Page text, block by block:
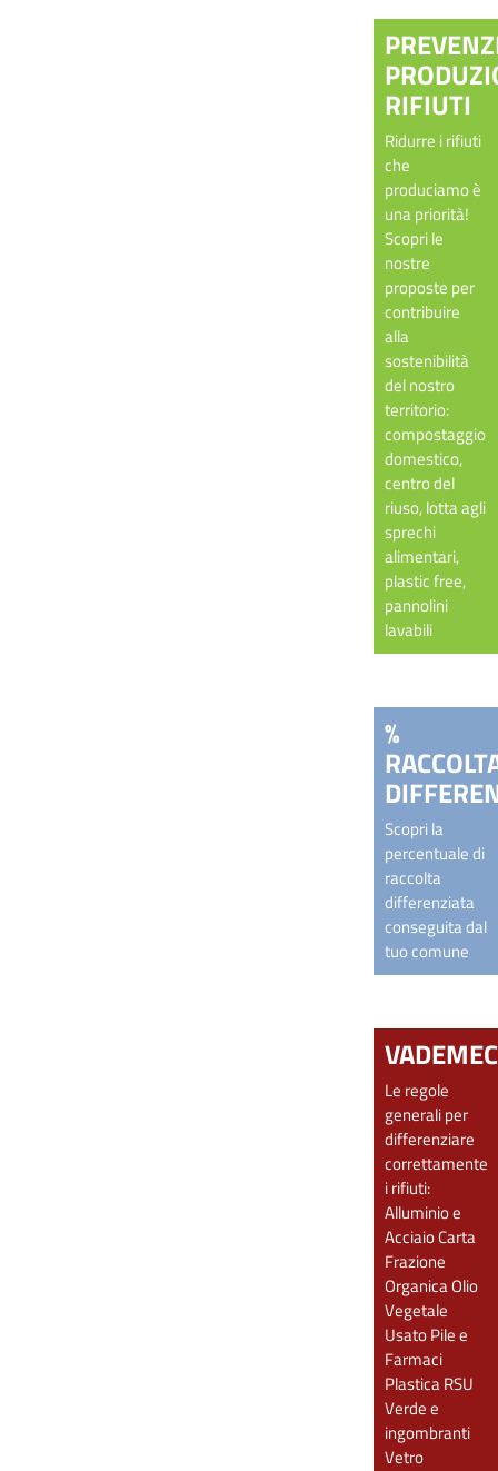
RIFIUTI
Ridurre i rifiuti
che
produciamo è
una priorità!
Scopri le
nostre
proposte per
contribuire
alla
sostenibilità
del nostro
territorio:
compostaggio
domestico,
centro del
riuso, lotta agli
sprechi
alimentari,
plastic free,
pannolini
lavabili
%
Scopri la
percentuale di
raccolta
differenziata
conseguita dal
tuo comune
Le regole
generali per
differenziare
correttamente
i rifiuti:
Alluminio e
AcciaioCarta
Frazione
OrganicaOlio
Vegetale
UsatoPile e
Farmaci
PlasticaRSU
Verde e
ingombranti
Vetro